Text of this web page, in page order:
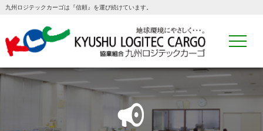
九州ロジテックカーゴは『信頼』を運び続けています。